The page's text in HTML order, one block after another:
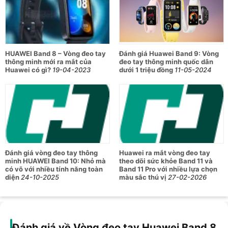
viền mỏng và màn hình kính cong 2,5D chất lượng cao mang
đến vẻ ngoài tinh tế. Thiết bị có hơn 10.000 kiểu mặt đồng
hồ để bạn lựa chọn.
Nhiều công nghệ tiên tiến theo dõi sức
khỏe
nghệ tiên tiến để theo dõi sức khỏe, chẳng hạn như HUAWEI
TruSleep 3.0 theo dõi chất lượng và thời gian của giấc ngủ,
HUAWEI TruSeen 5.0 để theo dõi nhịp tim, nồng độ oxy trong
máu HUAWEI TruRelax cung cấp phản hồi liên tục về chỉ số
căng thẳng của người dùng, và cuối cùng là HUAWEI
TruSport hướng dẫn bạn cách tập luyện thể thao một cách
khoa học. Những phiên bản mới nhất của các công nghệ này
giúp cải thiện độ chính xác đáng kể.
nước tĩnh ở độ sâu lên đến 50 mét trong 10 phút.
HUAWEI Band 8 – Vòng đeo tay
thông minh mới ra mắt của
Huawei có gì? 19-04-2023
Đánh giá Huawei Band 9: Vòng
đeo tay thông minh quốc dân
dưới 1 triệu đồng 11-05-2024
Đánh giá vòng đeo tay thông
minh HUAWEI Band 10: Nhỏ mà
có võ với nhiều tính năng toàn
diện24-10-2025
Huawei ra mắt vòng đeo tay
theo dõi sức khỏe Band 11 và
Band 11 Pro với nhiều lựa chọn
màu sắc thú vị 27-02-2026